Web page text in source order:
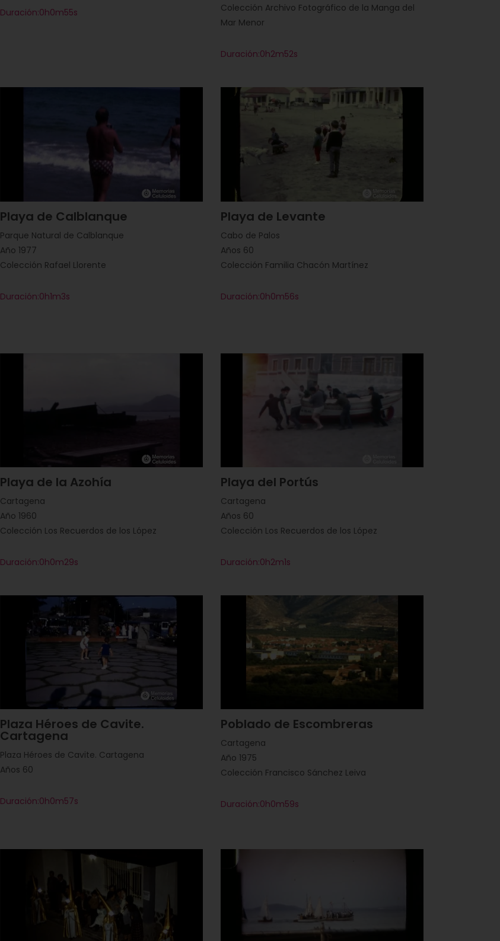
Duración:0h0m55s
Colección Archivo Fotográfico de la Manga del
Mar Menor
Duración:0h2m52s
Playa de Calblanque
Parque Natural de Calblanque
Año 1977
Colección Rafael Llorente
Duración:0h1m3s
Playa de Levante
Cabo de Palos
Años 60
Colección Familia Chacón Martínez
Duración:0h0m56s
Playa de la Azohía
Cartagena
Año 1960
Colección Los Recuerdos de los López
Duración:0h0m29s
Playa del Portús
Cartagena
Años 60
Colección Los Recuerdos de los López
Duración:0h2m1s
Plaza Héroes de Cavite.
Cartagena
Plaza Héroes de Cavite. Cartagena
Años 60
Duración:0h0m57s
Poblado de Escombreras
Cartagena
Año 1975
Colección Francisco Sánchez Leiva
Duración:0h0m59s